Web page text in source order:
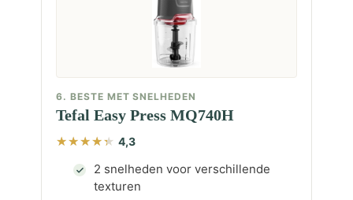
6. BESTE MET SNELHEDEN
Tefal Easy Press MQ740H
4,3
2 snelheden voor verschillende
texturen